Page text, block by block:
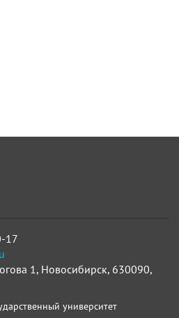
17
1, Новосибирск, 630090,
университет